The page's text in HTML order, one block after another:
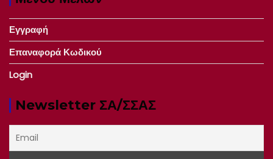
Εγγραφή
Επαναφορά Κωδικού
Login
Newsletter ΣΑ/ΣΣΑΣ